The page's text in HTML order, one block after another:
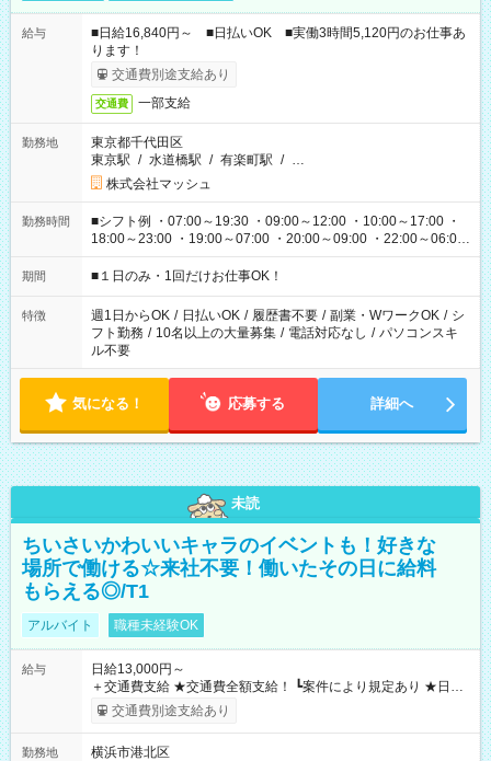
給与
■日給16,840円～ ■日払いOK ■実働3時間5,120円のお仕事あ
ります！
交通費別途支給あり
交通費 一部支給
勤務地
東京都千代田区
東京駅 / 水道橋駅 / 有楽町駅 / …
株式会社マッシュ
勤務時間
■シフト例 ・07:00～19:30 ・09:00～12:00 ・10:00～17:00 ・
18:00～23:00 ・19:00～07:00 ・20:00～09:00 ・22:00～06:00
etc ★最短で3時間で5,120円のお仕事から 15時間で2万円近く稼
げるお仕事も！ ご希望のお時間に合わせてご紹介！ ※シフトは
ください！
期間 ■１日のみ・1回だけお仕事OK！
特徴 週1日からOK / 日払いOK / 履歴書不要 / 副業・WワークOK / シ
フト勤務 / 10名以上の大量募集 / 電話対応なし / パソコンスキ
ル不要
気になる！ 応募する 詳細へ
未読
ちいさいかわいいキャラのイベントも！好きな
場所で働ける☆来社不要！働いたその日に給料
もらえる◎/T1
アルバイト 職種未経験OK
給与
日給13,000円～
＋交通費支給 ★交通費全額支給！ ┗案件により規定あり ★日払
いOK！（規定あり） ┗働いたその日に現金GET♪ お仕事後はコ
ンビニATMから 日払い分を引き落とせます！ 【試用期間】試
交通費別途支給あり
勤務地
横浜市港北区